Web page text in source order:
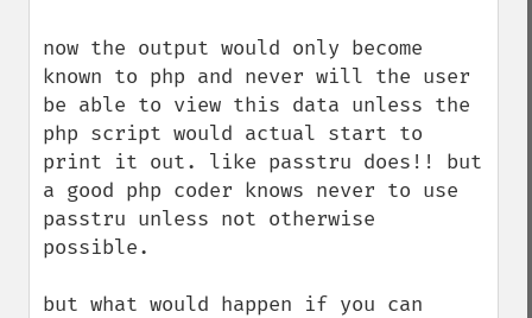
now the output would only become
known to php and never will the user
be able to view this data unless the
php script would actual start to
print it out. like passtru does!! but
a good php coder knows never to use
passtru unless not otherwise
possible.
but what would happen if you can